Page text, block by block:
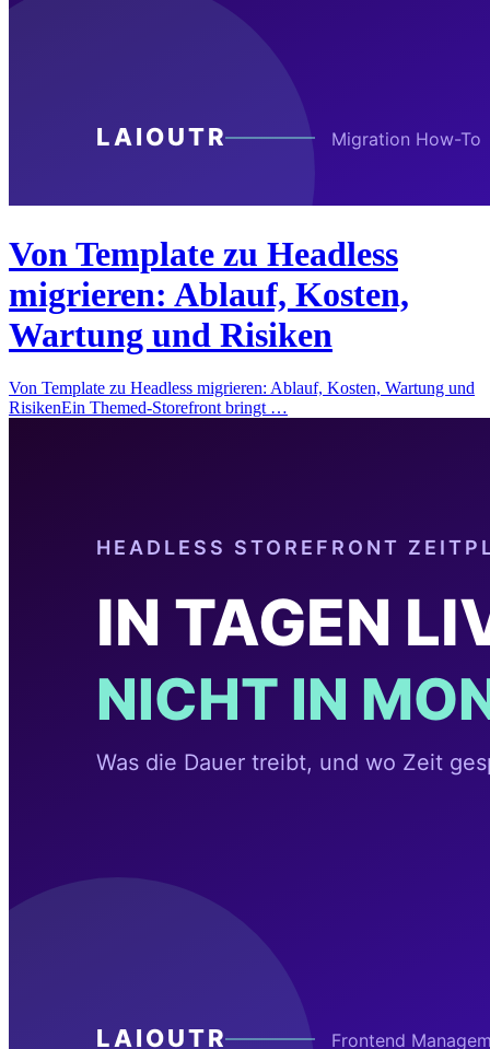
Von Template zu Headless
migrieren: Ablauf, Kosten,
Wartung und Risiken
Von Template zu Headless migrieren: Ablauf, Kosten, Wartung und
RisikenEin Themed-Storefront bringt …